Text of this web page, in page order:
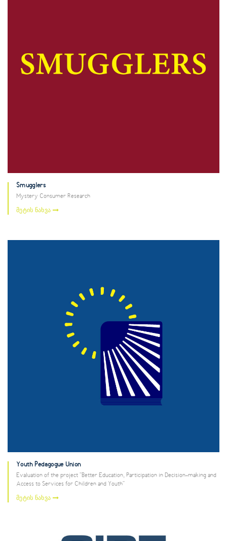
Smugglers
Mystery Consumer Research
მეტის ნახვა
Youth Pedagogue Union
Evaluation of the project "Better Education, Participation in Decision-making and
Access to Services for Children and Youth"
მეტის ნახვა